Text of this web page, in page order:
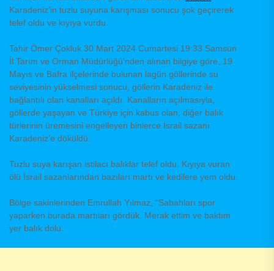
Karadeniz’in tuzlu suyuna karışması sonucu şok geçirerek
telef oldu ve kıyıya vurdu.
Tahir Ömer Çokluk 30 Mart 2024 Cumartesi 19:33 Samsun
İl Tarım ve Orman Müdürlüğü’nden alınan bilgiye göre, 19
Mayıs ve Bafra ilçelerinde bulunan lagün göllerinde su
seviyesinin yükselmesi sonucu, göllerin Karadeniz ile
bağlantılı olan kanalları açıldı. Kanalların açılmasıyla,
göllerde yaşayan ve Türkiye için kabus olan, diğer balık
türlerinin üremesini engelleyen binlerce İsrail sazanı
Karadeniz’e döküldü.
Tuzlu suya karışan istilacı balıklar telef oldu. Kıyıya vuran
ölü İsrail sazanlarından bazıları martı ve kedilere yem oldu.
Bölge sakinlerinden Emrullah Yılmaz, “Sabahları spor
yaparken burada martıları gördük. Merak ettim ve baktım
yer balık dolu.